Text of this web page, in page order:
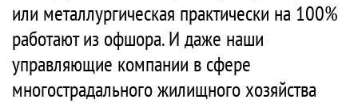
или металлургическая практически на 100%
работают из офшора. И даже наши
управляющие компании в сфере
многострадального жилищного хозяйства